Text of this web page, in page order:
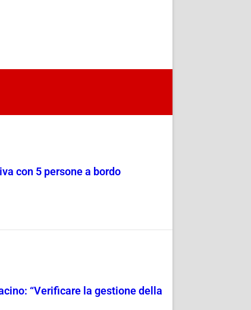
con 5 persone a bordo
“Verificare la gestione della